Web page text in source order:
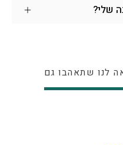
שלי?